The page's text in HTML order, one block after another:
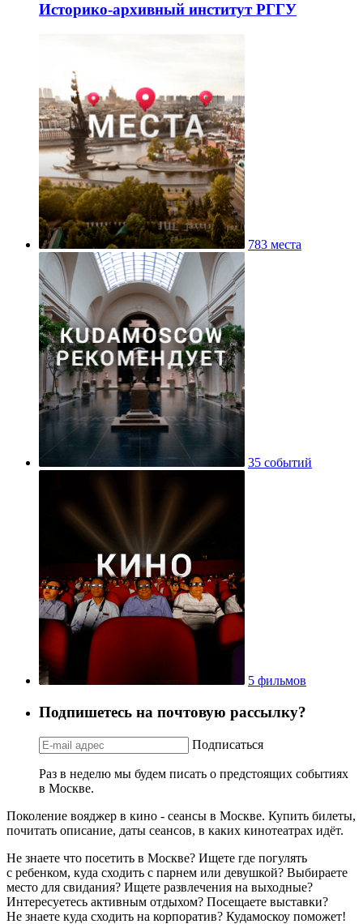
Историко-архивный институт РГГУ
783 места
35 событий
5 фильмов
Подпишетесь на почтовую рассылку?
Подписаться
Раз в неделю мы будем писать о предстоящих событиях
в Москве.
Поколение вояджер в кино - сеансы в Москве. Купить билеты,
почитать описание, даты сеансов, в каких кинотеатрах идёт.
Не знаете что посетить в Москве? Ищете где погулять
с ребенком, куда сходить с парнем или девушкой? Выбираете
место для свидания? Ищете развлечения на выходные?
Интересуетесь активным отдыхом? Посещаете выставки?
Не знаете куда сходить на корпоратив? Кудамоскоу поможет!